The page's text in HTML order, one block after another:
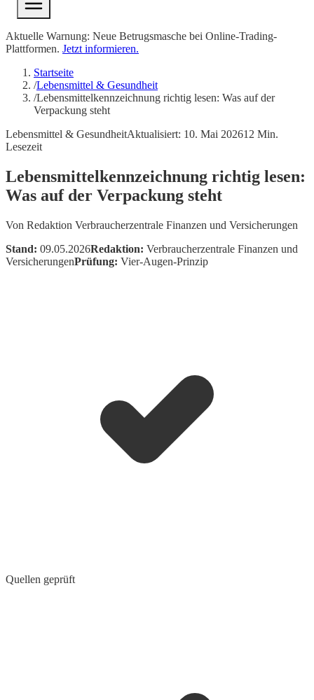
Aktuelle Warnung: Neue Betrugsmasche bei Online-Trading-
Plattformen. Jetzt informieren.
Startseite
/Lebensmittel & Gesundheit
/Lebensmittelkennzeichnung richtig lesen: Was auf der
Verpackung steht
Lebensmittel & GesundheitAktualisiert: 10. Mai 202612 Min.
Lesezeit
Lebensmittelkennzeichnung richtig lesen:
Was auf der Verpackung steht
Von Redaktion Verbraucherzentrale Finanzen und Versicherungen
Stand: 09.05.2026Redaktion: Verbraucherzentrale Finanzen und
VersicherungenPrüfung: Vier-Augen-Prinzip
Quellen geprüft